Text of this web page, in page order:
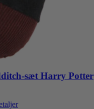
sæt Harry Potter